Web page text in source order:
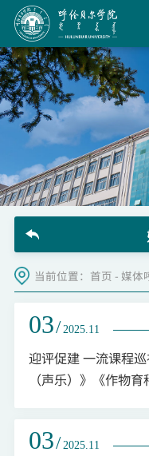
当前位置： 首页 - 媒体
03/ 2025.11
迎评促建 一流课程
（声乐）》《作物育
03/ 2025.11